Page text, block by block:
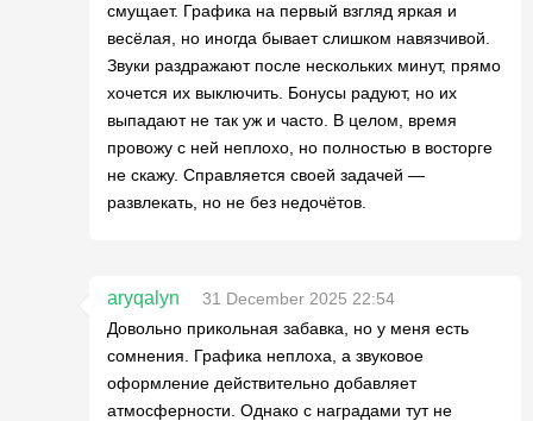
смущает. Графика на первый взгляд яркая и
весёлая, но иногда бывает слишком навязчивой.
Звуки раздражают после нескольких минут, прямо
хочется их выключить. Бонусы радуют, но их
выпадают не так уж и часто. В целом, время
провожу с ней неплохо, но полностью в восторге
не скажу. Справляется своей задачей —
развлекать, но не без недочётов.
aryqalyn
31 December 2025 22:54
Довольно прикольная забавка, но у меня есть
сомнения. Графика неплоха, а звуковое
оформление действительно добавляет
атмосферности. Однако с наградами тут не